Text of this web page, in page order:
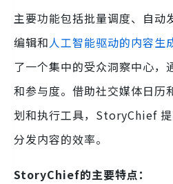
主要功能包括批量调度、自动
编辑和人工智能驱动的内容生
了一个集中的受众洞察中心，
和参与度。借助社交媒体日历
划和执行工具，StoryChief
分发内容的效率。
StoryChief的主要特点：